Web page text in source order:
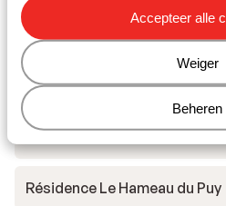
Accepteer alle
Weiger
Beheren
Chalets de SuperD
Résidence Club Margot
Résidence Le Hameau du Puy